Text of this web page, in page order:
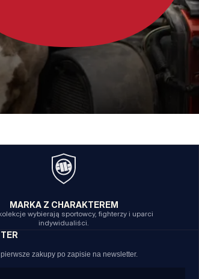
MARKA Z CHARAKTEREM
wybierają sportowcy, fighterzy i uparci
indywidualiści.
zakupy po zapisie na newsletter.